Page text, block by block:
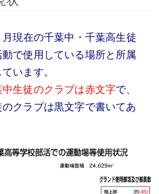
月現在の千葉中・千葉高生徒
で使用している場所と所属
います。
中生徒のクラブは赤文字で、
クラブは黒文字で書いてあ